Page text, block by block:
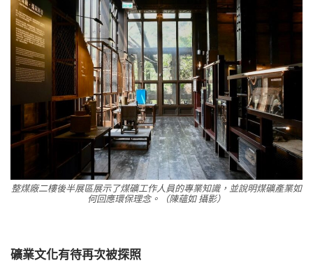
整煤廠二樓後半展區展示了煤礦工作人員的專業知識，並說明煤礦產業如
何回應環保理念。（陳蘊如 攝影）
礦業文化有待再次被探照